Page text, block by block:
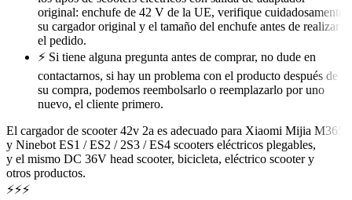
original: enchufe de 42 V de la UE, verifique cuidadosamente
su cargador original y el tamaño del enchufe antes de realizar
el pedido.
⚡ Si tiene alguna pregunta antes de comprar, no dude en
contactarnos, si hay un problema con el producto después de
su compra, podemos reembolsarlo o reemplazarlo por uno
nuevo, el cliente primero.
El cargador de scooter 42v 2a es adecuado para Xiaomi Mijia M365
y Ninebot ES1 / ES2 / 2S3 / ES4 scooters eléctricos plegables,
y el mismo DC 36V head scooter, bicicleta, eléctrico scooter y
otros productos.
⚡⚡⚡